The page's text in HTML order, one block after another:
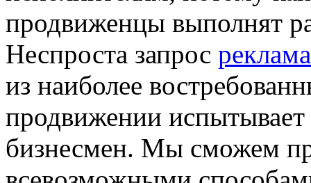
продвиженцы выполнят
Неспроста запрос
из наиболее
продвижении
бизнесмен. Мы сможем